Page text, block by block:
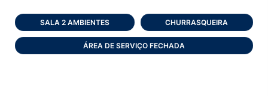
SALA 2 AMBIENTES CHURRASQUEIRA
ÁREA DE SERVIÇO FECHADA